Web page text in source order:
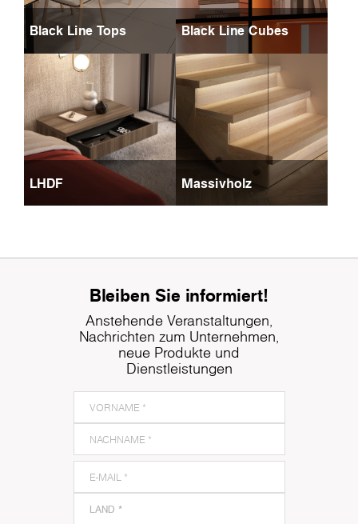
Black Line Tops Black Line Cubes
LHDF Massivholz
Bleiben Sie informiert!
Anstehende Veranstaltungen,
Nachrichten zum Unternehmen,
neue Produkte und
Dienstleistungen